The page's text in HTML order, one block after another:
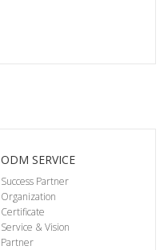
ODM SERVICE
Success Partner
Organization
Certificate
Service & Vision
Partner